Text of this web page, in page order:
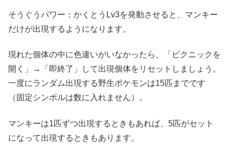
そうぐうパワー：かくとうLv3を発動させると、マンキー
だけが出現するようになります。
現れた個体の中に色違いがいなかったら、「ピクニックを
開く」→「即終了」して出現個体をリセットしましょう。
一度にランダム出現する野生ポケモンは15匹までです
（固定シンボルは数に入れません）。
マンキーは1匹ずつ出現するときもあれば、5匹がセット
になって出現するときもあります。